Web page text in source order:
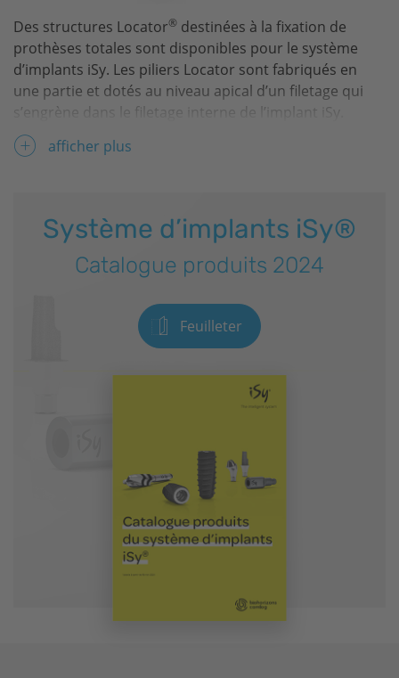
Des structures Locator® destinées à la fixation de
prothèses totales sont disponibles pour le système
d’implants iSy. Les piliers Locator sont fabriqués en
une partie et dotés au niveau apical d’un filetage qui
s’engrène dans le filetage interne de l’implant
iSy
afficher plus
Système d’implants iSy®
Catalogue produits 2024
Feuilleter